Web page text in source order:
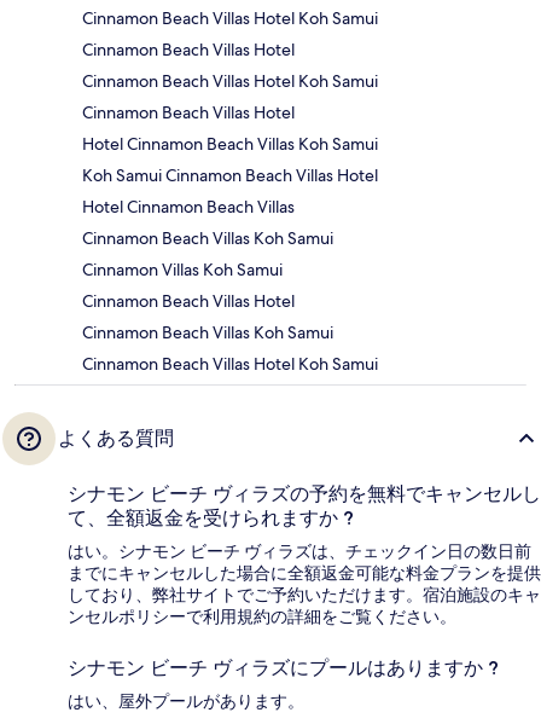
Cinnamon Beach Villas Hotel Koh Samui
Cinnamon Beach Villas Hotel
Cinnamon Beach Villas Hotel Koh Samui
Cinnamon Beach Villas Hotel
Hotel Cinnamon Beach Villas Koh Samui
Koh Samui Cinnamon Beach Villas Hotel
Hotel Cinnamon Beach Villas
Cinnamon Beach Villas Koh Samui
Cinnamon Villas Koh Samui
Cinnamon Beach Villas Hotel
Cinnamon Beach Villas Koh Samui
Cinnamon Beach Villas Hotel Koh Samui
よくある質問
シナモン ビーチ ヴィラズの予約を無料でキャンセルし
て、全額返金を受けられますか ?
はい。シナモン ビーチ ヴィラズは、チェックイン日の数日前
までにキャンセルした場合に全額返金可能な料金プランを提供
しており、弊社サイトでご予約いただけます。宿泊施設のキャ
ンセルポリシーで利用規約の詳細をご覧ください。
シナモン ビーチ ヴィラズにプールはありますか ?
はい、屋外プールがあります。